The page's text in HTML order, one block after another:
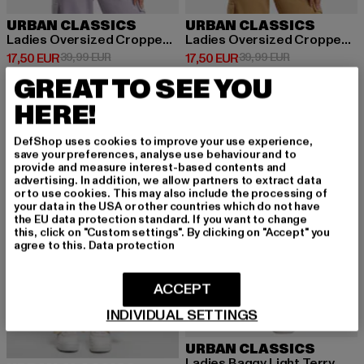
URBAN CLASSICS
Ladies Oversized Cropped Light Terry
17,50 EUR
Derzeitiger Preis: 17,50 EUR
39,99 EURAktionspreis: 39,99 EUR
URBAN CLASSICS
Ladies Oversized Cropped Light Terry
17,50 EUR
Derzeitiger Preis: 17,50 EUR
39,99 EURAktionspreis:
-56%
URBAN CLASSICS
GREAT TO SEE YOU
HERE!
DefShop uses cookies to improve your use experience,
save your preferences, analyse use behaviour and to
provide and measure interest-based contents and
advertising. In addition, we allow partners to extract data
or to use cookies. This may also include the processing of
your data in the USA or other countries which do not have
the EU data protection standard. If you want to change
this, click on "Custom settings". By clicking on "Accept" you
agree to this. Data protection
INDIVIDUAL SETTINGS
ACCEPT